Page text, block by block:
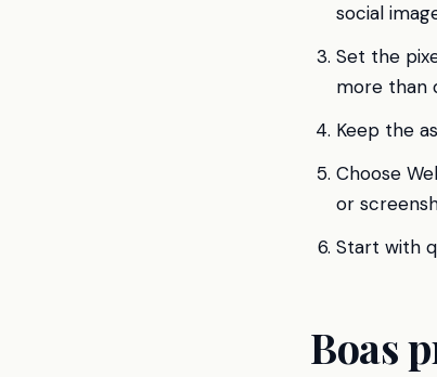
social
Set the
more than
Keep the
Choose
or
Start with
Boas